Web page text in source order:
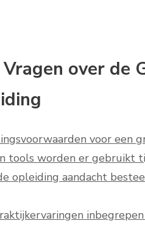
over de
voor een
tools worden er gebruikt
opleiding aandacht